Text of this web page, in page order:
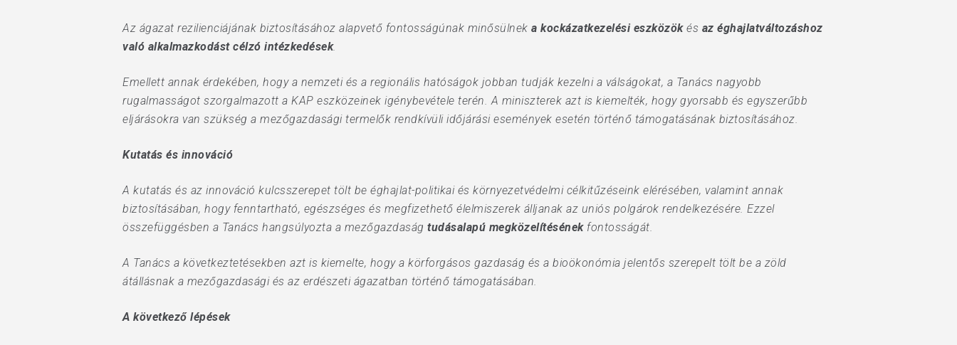
Az ágazat rezilienciájának biztosításához alapvető fontosságúnak minősülnek a kockázatkezelési eszközökés az éghajlatváltozáshoz
való alkalmazkodást célzó intézkedések.
Emellett annak érdekében, hogy a nemzeti és a regionális hatóságok jobban tudják kezelni a válságokat, a Tanács nagyobb
rugalmasságot szorgalmazott a KAP eszközeinek igénybevétele terén. A miniszterek azt is kiemelték, hogy gyorsabb és egyszerűbb
eljárásokra van szükség a mezőgazdasági termelők rendkívüli időjárási események esetén történő támogatásának biztosításához.
Kutatás és innováció
A kutatás és az innováció kulcsszerepet tölt be éghajlat-politikai és környezetvédelmi célkitűzéseink elérésében, valamint annak
biztosításában, hogy fenntartható, egészséges és megfizethető élelmiszerek álljanak az uniós polgárok rendelkezésére. Ezzel
összefüggésben a Tanács hangsúlyozta a mezőgazdaság tudásalapú megközelítésénekfontosságát.
A Tanács a következtetésekben azt is kiemelte, hogy a körforgásos gazdaság és a bioökonómia jelentős szerepelt tölt be a zöld
átállásnak a mezőgazdasági és az erdészeti ágazatban történő támogatásában.
A következő lépések